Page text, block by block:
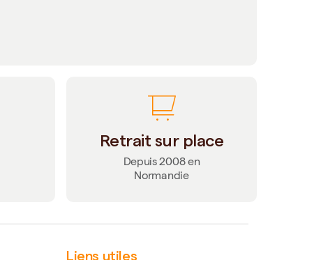
Retrait sur place
Depuis 2008 en
Normandie
Liens utiles